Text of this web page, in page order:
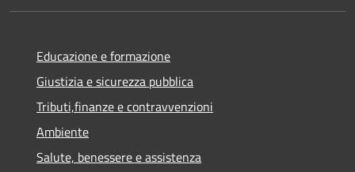
Educazione e formazione
Giustizia e sicurezza pubblica
Tributi,finanze e contravvenzioni
Ambiente
Salute, benessere e assistenza